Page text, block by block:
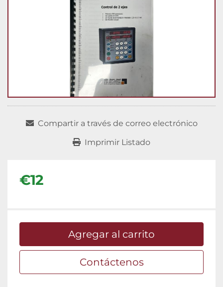
Compartir a través de correo electrónico
Imprimir Listado
€12
Agregar al carrito
Contáctenos